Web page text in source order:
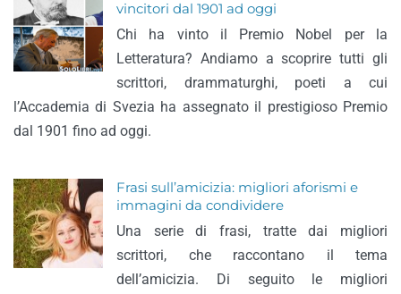
vincitori dal 1901 ad oggi
Chi ha vinto il Premio Nobel per la
Letteratura? Andiamo a scoprire tutti gli
scrittori, drammaturghi, poeti a cui
l’Accademia di Svezia ha assegnato il prestigioso Premio
dal 1901 fino ad oggi.
Frasi sull’amicizia: migliori aforismi e
immagini da condividere
Una serie di frasi, tratte dai migliori
scrittori, che raccontano il tema
dell’amicizia. Di seguito le migliori